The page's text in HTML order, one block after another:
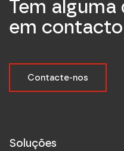
Tem alguma
em
Contacte-nos
Soluções